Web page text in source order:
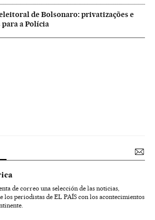
de Bolsonaro: privatizações e
a Polícia
de correo una selección de las noticias,
los periodistas de EL PAÍS con los acontecimientos